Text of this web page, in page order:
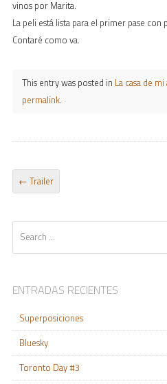
vinos por Marita.
La peli está lista para el primer pase con
Contaré como va.
This entry was posted in La casa de
permalink.
POST NAVIGATION
← Trailer
ENTRADAS RECIENTES
Superposiciones
Bluesky
Toronto Day #3